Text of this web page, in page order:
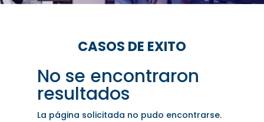
CASOS DE EXITO
No se encontraron
resultados
La página solicitada no pudo encontrarse.